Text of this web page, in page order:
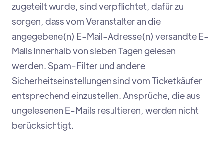
zugeteilt wurde, sind verpflichtet, dafür zu
sorgen, dass vom Veranstalter an die
angegebene(n) E-Mail-Adresse(n) versandte E-
Mails innerhalb von sieben Tagen gelesen
werden. Spam-Filter und andere
Sicherheitseinstellungen sind vom Ticketkäufer
entsprechend einzustellen. Ansprüche, die aus
ungelesenen E-Mails resultieren, werden nicht
berücksichtigt.